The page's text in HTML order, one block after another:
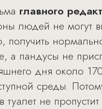
главного
людей не могут
получить
а пандусы не
дня около
среды.
туалет не